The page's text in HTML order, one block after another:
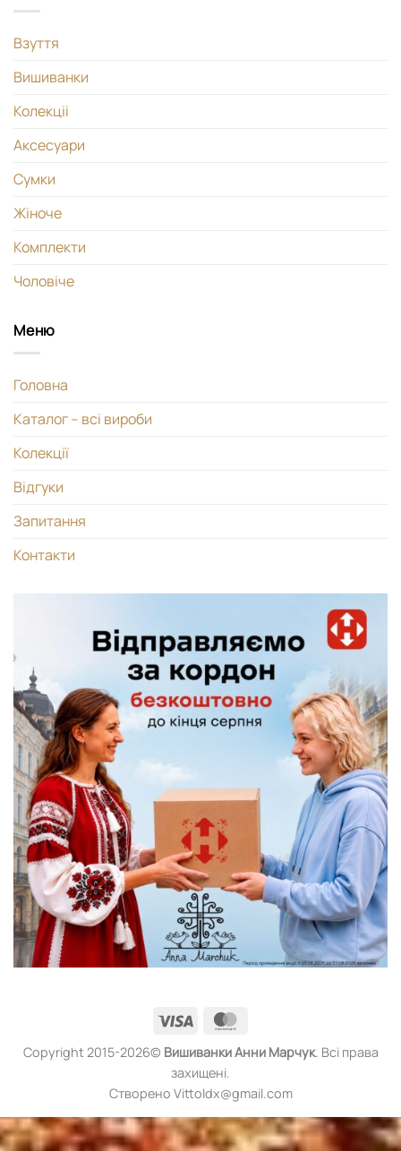
Взуття
Вишиванки
Колекціі
Аксесуари
Сумки
Жіноче
Комплекти
Чоловіче
Меню
Головна
Каталог – всі вироби
Колекції
Відгуки
Запитання
Контакти
Visa
Copyright 2015-2026© ВишиванкиАнни Марчук. Всі права
захищені.
Створено Vittoldx@gmail.com